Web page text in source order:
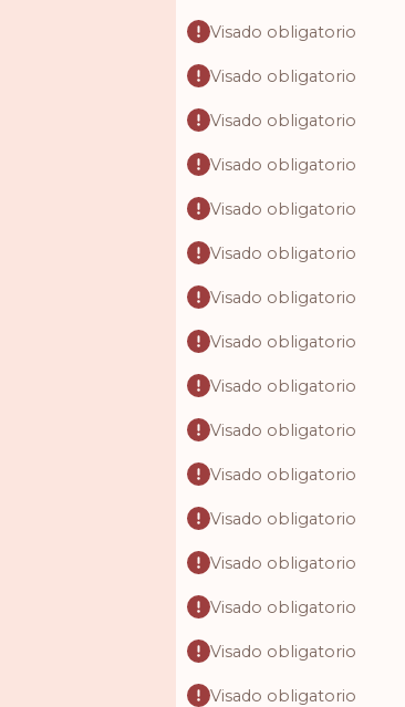
Visado obligatorio
Visado obligatorio
Visado obligatorio
Visado obligatorio
Visado obligatorio
Visado obligatorio
Visado obligatorio
Visado obligatorio
Visado obligatorio
Visado obligatorio
Visado obligatorio
Visado obligatorio
Visado obligatorio
Visado obligatorio
Visado obligatorio
Visado obligatorio